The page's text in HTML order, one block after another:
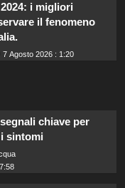
i migliori
il fenomeno
7 Agosto 2026 : 1:20
chiave per
sintomi